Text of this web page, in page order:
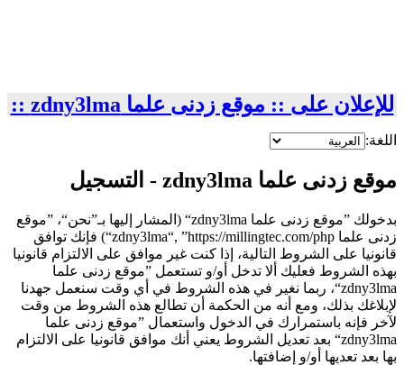
للإعلان على :: موقع زدنى علما zdny3lma ::
اللغة:
موقع زدنى علما zdny3lma - التسجيل
بدخولك ”موقع زدنى علما zdny3lma“ (المشار إليها بـ”نحن“، ”موقع
زدنى علما zdny3lma“, ”https://millingtec.com/php“) فإنك توافق
قانونيا على الشروط التالية، إذا كنت غير موافق على الالتزام قانونيا
بهذه الشروط فعليك ألا تدخل أو/و تستعمل ”موقع زدنى علما
zdny3lma“، ربما نغير في هذه الشروط في أي وقت سنعمل جهدنا
لإبلاغك بذلك، ومع أنه من الحكمة أن تطالع هذه الشروط من وقت
لآخر فإنه باستمرارك في الدخول واستعمال ”موقع زدنى علما
zdny3lma“ بعد تعديل الشروط يعني أنك موافق قانونيا على الالتزام
بها بعد تعديها أو/و إضافتها.